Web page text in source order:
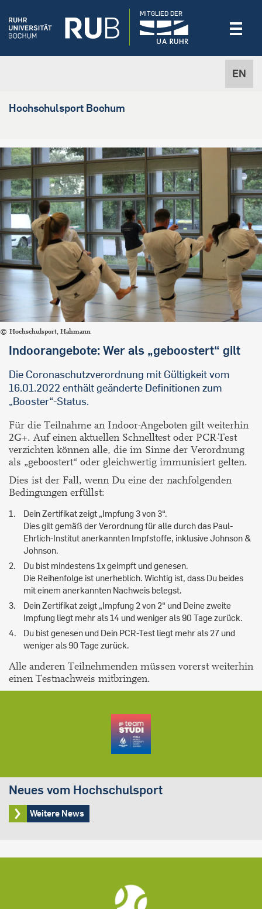
EN
MITGLIED DER
Hochschulsport Bochum
Hochschulsport, Hahmann
Indoorangebote: Wer als „geboostert“ gilt
Die Coronaschutzverordnung mit Gültigkeit vom
16.01.2022 enthält geänderte Definitionen zum
„Booster“-Status.
Für die Teilnahme an Indoor-Angeboten gilt weiterhin
2G+. Auf einen aktuellen Schnelltest oder PCR-Test
verzichten können alle, die im Sinne der Verordnung
als „geboostert“ oder gleichwertig immunisiert gelten.
Dies ist der Fall, wenn Du eine der nachfolgenden
Bedingungen erfüllst:
Dein Zertifikat zeigt „Impfung 3 von 3“.
Dies gilt gemäß der Verordnung für alle durch das Paul-
Ehrlich-Institut anerkannten Impfstoffe, inklusive Johnson &
Johnson.
Du bist mindestens 1x geimpft und genesen.
Die Reihenfolge ist unerheblich. Wichtig ist, dass Du beides
mit einem anerkannten Nachweis belegst.
Dein Zertifikat zeigt „Impfung 2 von 2“ und Deine zweite
Impfung liegt mehr als 14 und weniger als 90 Tage zurück.
Du bist genesen und Dein PCR-Test liegt mehr als 27 und
weniger als 90 Tage zurück.
Alle anderen Teilnehmenden müssen vorerst weiterhin
einen Testnachweis mitbringen.
Neues vom Hochschulsport
Weitere News